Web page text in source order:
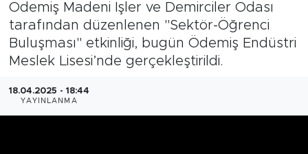
Ödemiş Madeni İşler ve Demirciler Odası
tarafından düzenlenen "Sektör-Öğrenci
Buluşması" etkinliği, bugün Ödemiş Endüstri
Meslek Lisesi’nde gerçekleştirildi.
18.04.2025 - 18:44
YAYINLANMA